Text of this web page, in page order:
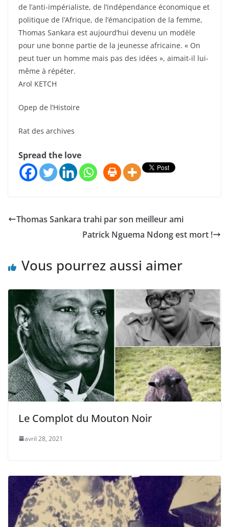
de l’anti-impérialiste, de l’indépendance économique et
politique de l’Afrique, de l’émancipation de la femme,
Thomas Sankara est aujourd’hui devenu un modèle
pour une bonne partie de la jeunesse africaine. « On
peut tuer un homme mais pas des idées », aimait-il lui-
même à répéter.
Arol KETCH
Opep de l’Histoire
Rat des archives
Spread the love
Thomas Sankara trahi par son meilleur ami
Patrick Nguema Ndong est mort !
Vous pourrez aussi aimer
Le Complot du Mouton Noir
avril 28, 2021